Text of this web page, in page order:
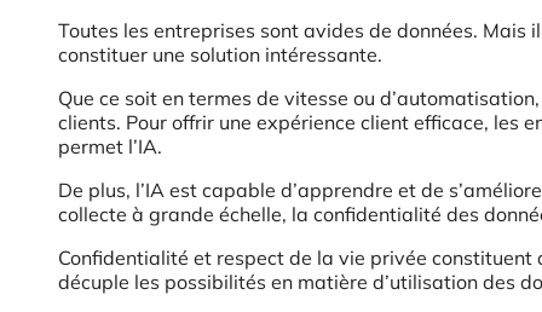
Toutes les entreprises sont avides de données. Mais
constituer une solution intéressante.
Que ce soit en termes de vitesse ou
clients. Pour offrir une expérience client efficace, les
permet l’IA.
De plus, l’IA est capable d’apprendre et de
collecte à grande échelle, la confidentialité des
Confidentialité et respect de la vie privée constituent
décuple les possibilités en matière d’utilisation des